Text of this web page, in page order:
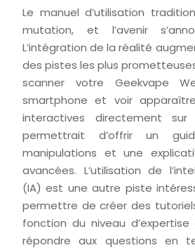
Le manuel d’utilisation
mutation, et l’avenir
L’intégration de la réalité
des pistes les plus
scanner votre Geekvape
smartphone et voir
interactives directement sur
permettrait d’offrir un
manipulations et une
avancées. L’utilisation de
(IA) est une autre piste
permettre de créer des
fonction du niveau d’expertise
répondre aux questions en